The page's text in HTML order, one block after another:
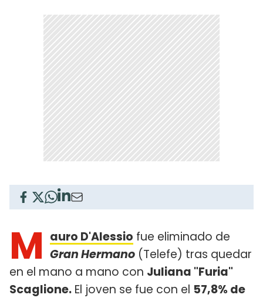
M auro D'Alessio fue eliminado de
Gran Hermano (Telefe) tras quedar
en el mano a mano con Juliana "Furia"
Scaglione. El joven se fue con el 57,8% de